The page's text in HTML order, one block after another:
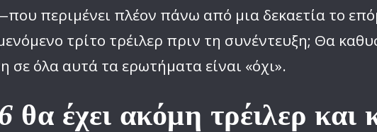
περιμένει πλέον πάνω από μια δεκαετία το
τρίτο τρέιλερ πριν τη συνέντευξη; Θα
σε όλα αυτά τα ερωτήματα είναι «όχι».
θα έχει ακόμη τρέιλερ και